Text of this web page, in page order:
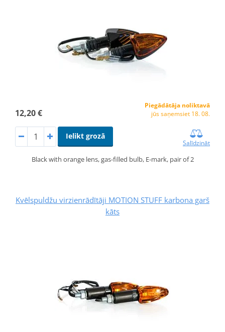
12,20 €
Piegādātāja noliktavā
jūs saņemsiet 18. 08.
Ielikt grozā
Salīdzināt
Black with orange lens, gas-filled bulb, E-mark, pair of 2
Kvēlspuldžu virzienrādītāji MOTION STUFF karbona garš
kāts